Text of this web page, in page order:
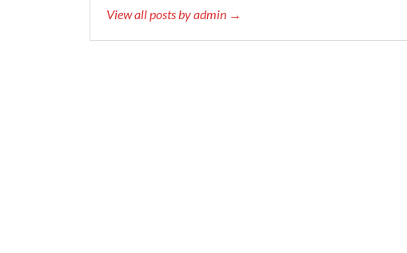
View all posts by admin →